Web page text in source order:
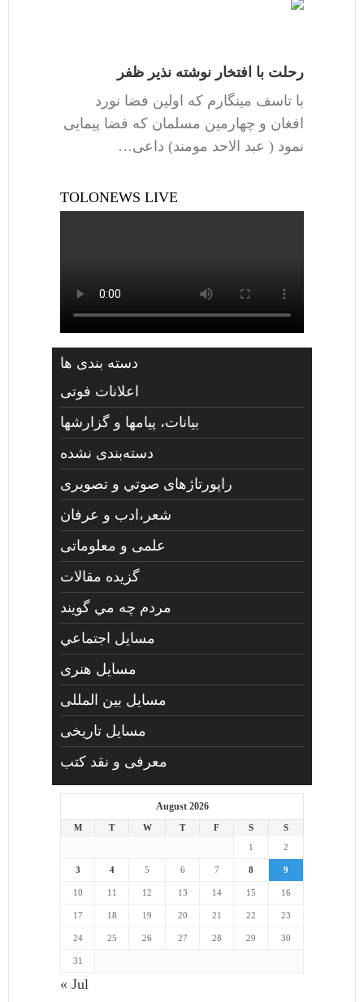
رحلت با افتخار نوشته نذیر ظفر
با تاسف مینگارم که اولین فضا نورد
افغان و چهارمین مسلمان که فضا پیمایی
نمود ( عبد الاحد مومند) داعی…
TOLONEWS LIVE
دسته بندی ها
اعلانات فوتی
بیانات، پیامها و گزارشها
دسته‌بندی نشده
راپورتاژهای صوتي و تصويری
شعر،ادب و عرفان
علمی و معلوماتی
گزیده مقالات
مردم چه مي گويند
مسايل اجتماعي
مسايل هنری
مسایل بین المللی
مسایل تاریخی
معرفی و نقد کتب
August 2026
M T W T F S
S
1
2
3 4 5 6 7 8 9
10 11 12 13 14 15 16
17 18 19 20 21 22 23
24 25 26 27 28 29 30
31
« Jul